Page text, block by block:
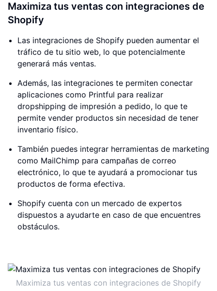
Maximiza tus ventas con integraciones de
Shopify
Las integraciones de Shopify pueden aumentar el
tráfico de tu sitio web, lo que potencialmente
generará más ventas.
Además, las integraciones te permiten conectar
aplicaciones como Printful para realizar
dropshipping de impresión a pedido, lo que te
permite vender productos sin necesidad de tener
inventario físico.
También puedes integrar herramientas de marketing
como MailChimp para campañas de correo
electrónico, lo que te ayudará a promocionar tus
productos de forma efectiva.
Shopify cuenta con un mercado de expertos
dispuestos a ayudarte en caso de que encuentres
obstáculos.
Maximiza tus ventas con integraciones de Shopify